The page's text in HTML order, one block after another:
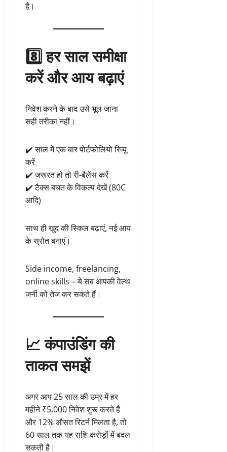
है।
8️⃣ हर साल समीक्षा
करें और आय बढ़ाएं
निवेश करने के बाद उसे भूल जाना
सही तरीका नहीं।
✔️ साल में एक बार पोर्टफोलियो रिव्यू
करें
✔️ जरूरत हो तो री-बैलेंस करें
✔️ टैक्स बचत के विकल्प देखें (80C
आदि)
साथ ही खुद की स्किल बढ़ाएं, नई आय
के स्रोत बनाएं।
Side income, freelancing,
online skills – ये सब आपकी वेल्थ
जर्नी को तेज कर सकते हैं।
📈 कंपाउंडिंग की
ताकत समझें
अगर आप 25 साल की उम्र में हर
महीने ₹5,000 निवेश शुरू करते हैं
और 12% औसत रिटर्न मिलता है, तो
60 साल तक यह राशि करोड़ों में बदल
सकती है।